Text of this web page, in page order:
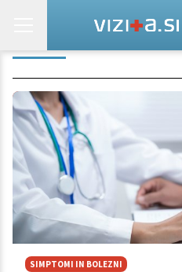
SIMPTOMI IN BOLEZNI